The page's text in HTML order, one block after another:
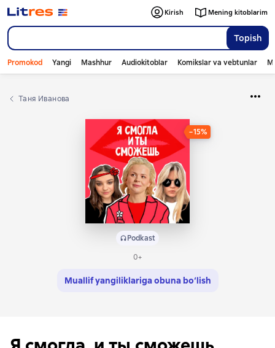
Topish
Kirish Mening kitoblarim
Promokod Yangi Mashhur Audiokitoblar Komikslar va vebtunlar
Таня Иванова
−15%
Podkast
0+
Muallif yangiliklariga obuna bo‘lish